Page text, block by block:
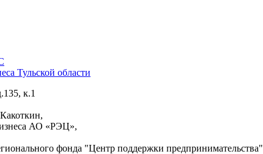
Тульской области
к.1
АО «РЭЦ»,
фонда "Центр поддержки предпринимательства"